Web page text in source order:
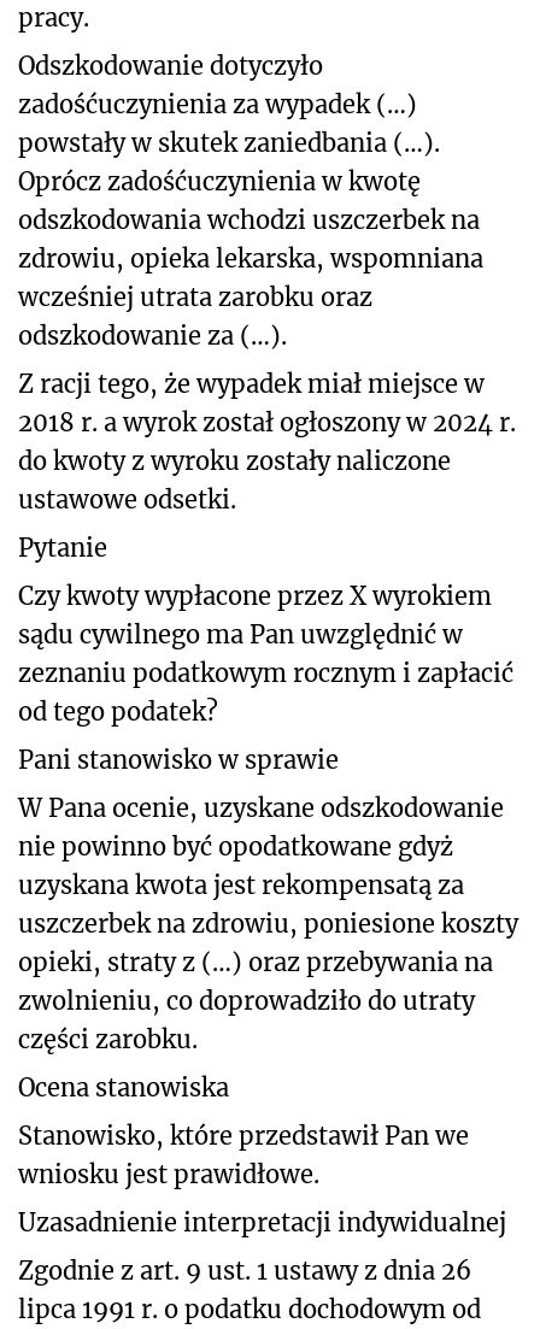
pracy.
Odszkodowanie dotyczyło
zadośćuczynienia za wypadek (…)
powstały w skutek zaniedbania (…).
Oprócz zadośćuczynienia w kwotę
odszkodowania wchodzi uszczerbek na
zdrowiu, opieka lekarska, wspomniana
wcześniej utrata zarobku oraz
odszkodowanie za (…).
Z racji tego, że wypadek miał miejsce w
2018 r. a wyrok został ogłoszony w 2024 r.
do kwoty z wyroku zostały naliczone
ustawowe odsetki.
Pytanie
Czy kwoty wypłacone przez X wyrokiem
sądu cywilnego ma Pan uwzględnić w
zeznaniu podatkowym rocznym i zapłacić
od tego podatek?
Pani stanowisko w sprawie
W Pana ocenie, uzyskane odszkodowanie
nie powinno być opodatkowane gdyż
uzyskana kwota jest rekompensatą za
uszczerbek na zdrowiu, poniesione koszty
opieki, straty z (…) oraz przebywania na
zwolnieniu, co doprowadziło do utraty
części zarobku.
Ocena stanowiska
Stanowisko, które przedstawił Pan we
wniosku jest prawidłowe.
Uzasadnienie interpretacji indywidualnej
Zgodnie z art. 9 ust. 1 ustawy z dnia 26
lipca 1991 r. o podatku dochodowym od